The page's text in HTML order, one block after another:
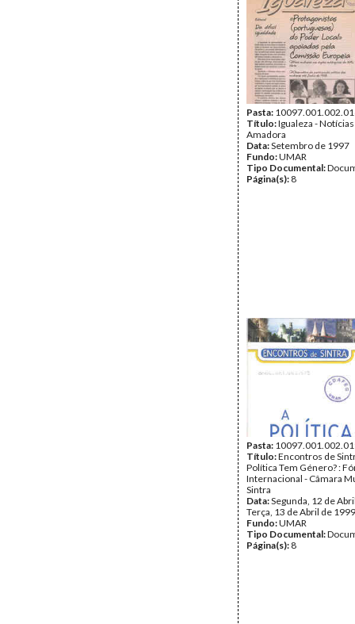
Pasta:
Título:Igualeza -
Amadora
Data:Setembro de 1997
Fundo:UMAR
Tipo Documental:
Página(s): 8
Pasta:
Título:Encontros de
Política Tem Género? :
Internacional - Câmara
Sintra
Data:Segunda, 12 de
Terça, 13 de Abril de 1999
Fundo:UMAR
Tipo Documental:
Página(s): 8